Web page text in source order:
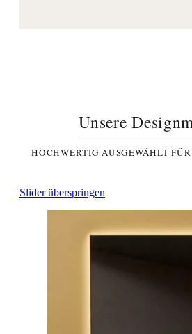
Unsere
HOCHWERTIG AUSGEWÄHLT
Slider überspringen